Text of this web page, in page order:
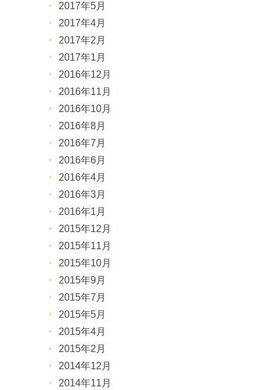
2017年5月
2017年4月
2017年2月
2017年1月
2016年12月
2016年11月
2016年10月
2016年8月
2016年7月
2016年6月
2016年4月
2016年3月
2016年1月
2015年12月
2015年11月
2015年10月
2015年9月
2015年7月
2015年5月
2015年4月
2015年2月
2014年12月
2014年11月